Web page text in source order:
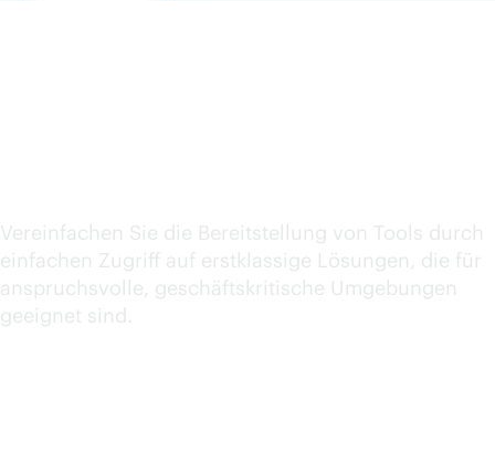
Vereinfachen Sie die Bereitstellung von Tools durch
einfachen Zugriff auf erstklassige Lösungen, die für
anspruchsvolle, geschäftskritische Umgebungen
geeignet sind.